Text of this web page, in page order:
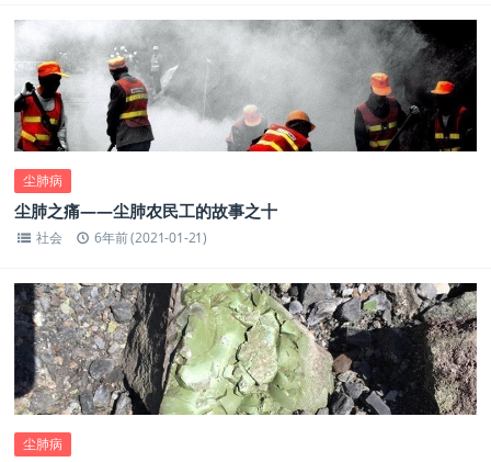
尘肺病
尘肺之痛——尘肺农民工的故事之十
社会 6年前 (2021-01-21)
尘肺病